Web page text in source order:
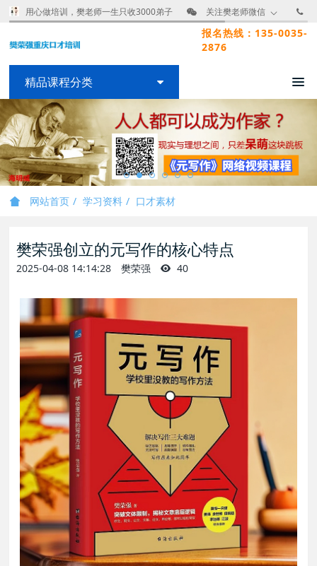
用心做培训，樊老师一生只收3000弟子 关注樊老师微信
报名热线：135-0035-
2876
精品课程分类
网站首页 学习资料 口才素材
樊荣强创立的元写作的核心特点
2025-04-08 14:14:28 樊荣强 40